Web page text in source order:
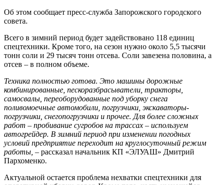
Об этом сообщает пресс-служба Запорожского городского
совета.
Всего в зимний период будет задействовано 118 единиц
спецтехники. Кроме того, на сезон нужно около 5,5 тысячи
тонн соли и 29 тысяч тонн отсева. Соли завезена половина, а
отсев – в полном объеме.
Техника полностью готова. Это машины дорожные
комбинированные, пескоразбрасыватели, тракторы,
самосвалы, переоборудованные под уборку снега
поливомоечные автомобили, погрузчики, экскаваторы-
погрузчики, снегопогрузчики и прочее. Для более сложных
работ – пробивание сугробов на трассах – используем
автогрейдер. В зимний период при изменении погодных
условий предприятие переходит на круглосуточный режим
работы, – рассказал начальник КП «ЭЛУАШ» Дмитрий
Пархоменко.
Актуальной остается проблема нехватки спецтехники для